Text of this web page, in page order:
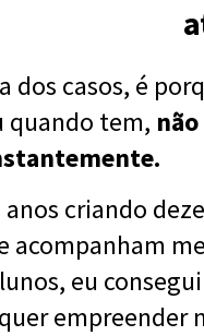
dos casos, é
quando tem,
anos criando
acompanham
eu
empreender